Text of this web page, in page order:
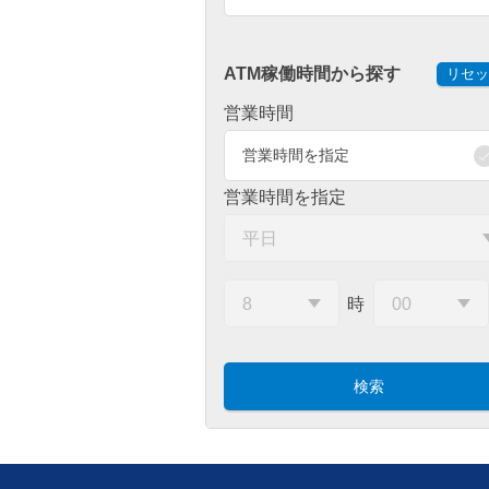
ATM稼働時間から探す リセ
営業時間
営業時間を指定
営業時間を指定
時